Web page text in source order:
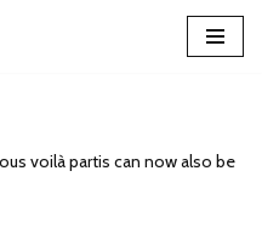
voilà partis can now also be